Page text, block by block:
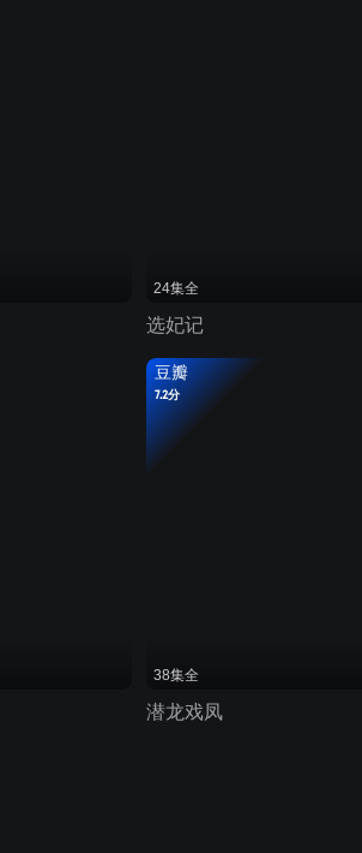
24集全
选妃记
豆瓣
7.2分
38集全
潜龙戏凤